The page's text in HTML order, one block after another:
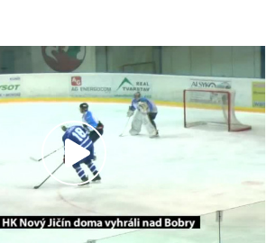
Přehrát
video